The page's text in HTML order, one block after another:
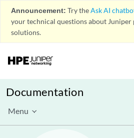
Announcement: Try theAsk AI
your technical questions about Juniper
solutions.
Documentation
Menu